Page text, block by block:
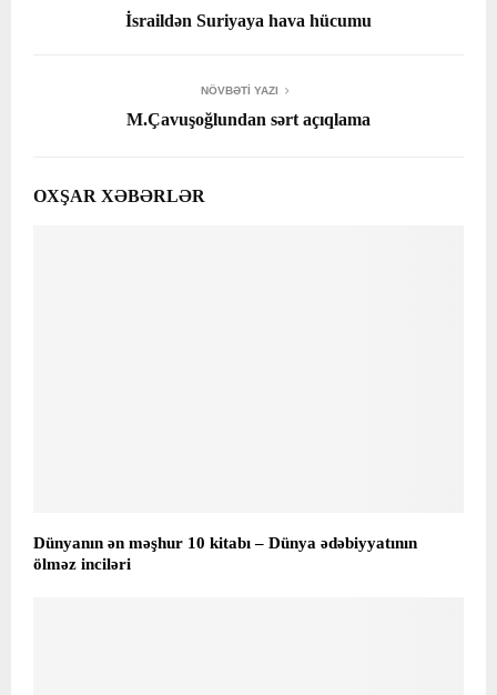
İsraildən Suriyaya hava hücumu
NÖVBƏTI YAZI
M.Çavuşoğlundan sərt açıqlama
OXŞAR XƏBƏRLƏR
Dünyanın ən məşhur 10 kitabı – Dünya ədəbiyyatının
ölməz inciləri